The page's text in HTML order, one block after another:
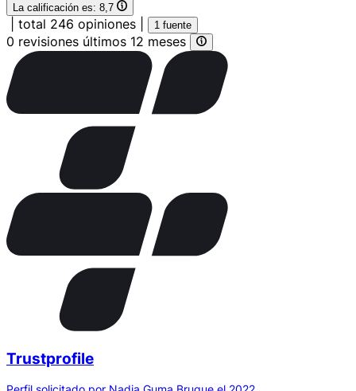
La calificación es: 8,7
total 246 opiniones 1 fuente
0 revisiones últimos 12 meses
Trustprofile